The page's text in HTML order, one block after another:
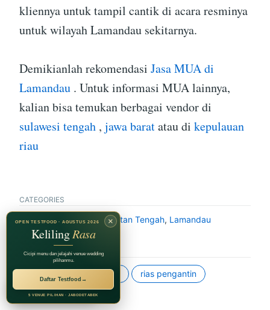
kliennya untuk tampil cantik di acara resminya
untuk wilayah Lamandau sekitarnya.
Demikianlah rekomendasi Jasa MUA di
Lamandau . Untuk informasi MUA lainnya,
kalian bisa temukan berbagai vendor di
sulawesi tengah , jawa baratatau di kepulauan
riau
CATEGORIES
MUA Pernikahan,Kalimantan Tengah, Lamandau
TAGS
mua rias pengantin
RECOMMENDED BY
Jagarasa Group
×
OPEN TESTFOOD · AGUSTUS 2026
KelilingRasa
Cicipi menu dan jelajahi venue wedding
pilihanmu.
Daftar Testfood →
5 VENUE PILIHAN · JABODETABEK